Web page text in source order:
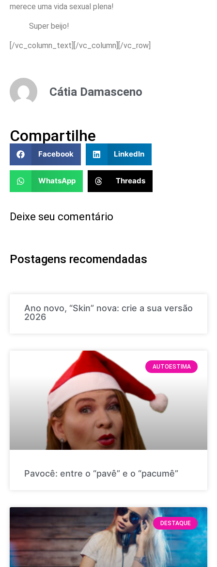
merece uma vida sexual plena!
Super beijo!
[/vc_column_text][/vc_column][/vc_row]
Cátia Damasceno
Compartilhe
Facebook LinkedIn
WhatsApp Threads
Deixe seu comentário
Postagens recomendadas
Ano novo, “Skin” nova: crie a sua versão
2026
AUTOESTIMA
Pavocê: entre o “pavê” e o “pacumê”
DESTAQUE